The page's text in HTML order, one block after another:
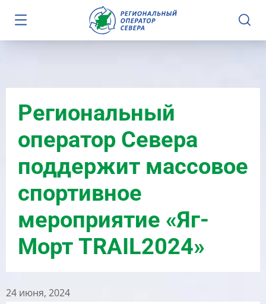
Региональный
оператор Севера
поддержит массовое
спортивное
мероприятие «Яг-
Морт TRAIL2024»
24 июня, 2024